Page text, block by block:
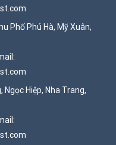
Phố Phú Hà, Mỹ Xuân,
Ngọc Hiệp, Nha Trang,